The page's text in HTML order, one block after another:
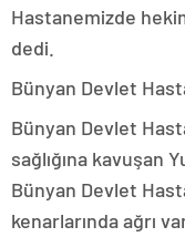
Hastanemizde
dedi.
Bünyan Devlet
Bünyan Devlet
sağlığına kavuşan
Bünyan Devlet
kenarlarında ağrı